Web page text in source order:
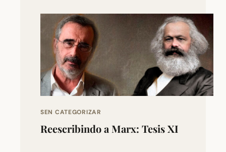
SEN CATEGORIZAR
Reescribindo a Marx: Tesis XI